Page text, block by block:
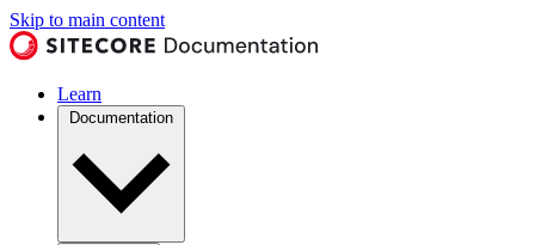
Skip to main content
Learn
Documentation